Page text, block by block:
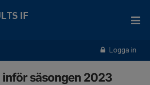
Logga in
IF
säsongen 2023